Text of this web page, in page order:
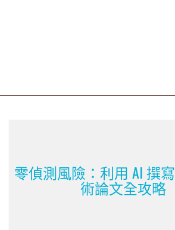
零偵測風險：利用 AI 撰
術論文全攻略